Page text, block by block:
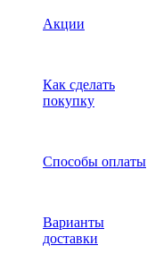
Акции
Как сделать
покупку
Способы оплаты
Варианты
доставки